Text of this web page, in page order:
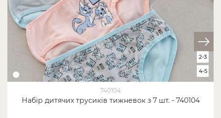
740104
Набір дитячих трусиків тижневок з 7 шт. - 740104
2-3
4-5